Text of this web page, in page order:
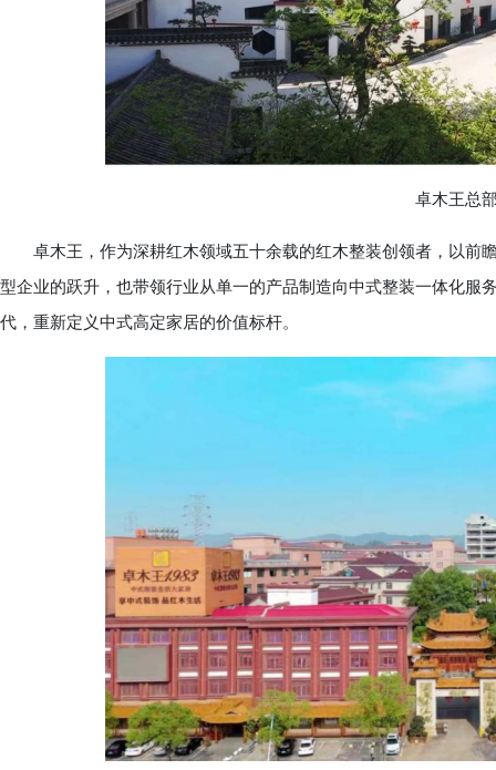
卓木王总部
卓木王，作为深耕红木领域五十余载的红木整装创领者，以前
型企业的跃升，也带领行业从单一的产品制造向中式整装一体化服
代，重新定义中式高定家居的价值标杆。